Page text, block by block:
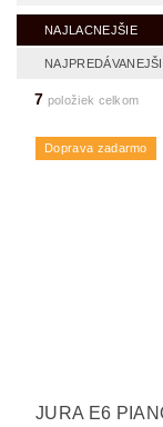
NAJLACNEJŠIE
7 položiek celkom
Doprava zadarmo
JURA E6